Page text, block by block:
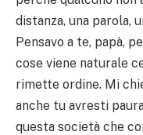
distanza, una parola,
Pensavo a te, papà,
cose viene naturale
rimette ordine. Mi
anche tu avresti
questa società che